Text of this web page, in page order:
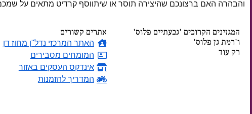
והבהרה האם ברצונכם שהיצירה תוסר או שיתווסף קרדיט מתאים על
המגזינים הקרובים 'גבעתיים פלוס'
ו'רמת גן פלוס'
רק עוד
אתרים קשורים
האתר המרכזי נדל"ן מחוז דן
המומחים מסבירים
אינדקס העסקים באזור
המדריך להזמנות